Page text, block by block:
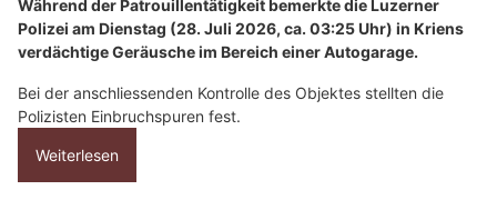
Während der Patrouillentätigkeit bemerkte die Luzerner
Polizei am Dienstag (28. Juli 2026, ca. 03:25 Uhr) in Kriens
verdächtige Geräusche im Bereich einer Autogarage.
Bei der anschliessenden Kontrolle des Objektes stellten die
Polizisten Einbruchspuren fest.
Weiterlesen